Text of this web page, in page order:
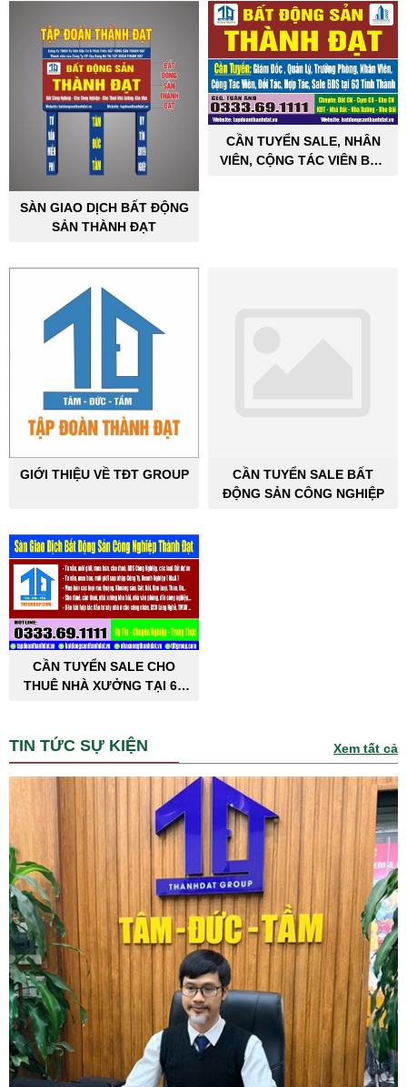
SÀN GIAO DỊCH BẤT ĐỘNG
SẢN THÀNH ĐẠT
CẦN TUYỂN SALE, NHÂN
VIÊN, CỘNG TÁC VIÊN BẤT
GIỚI THIỆU VỀ TĐT GROUP
CẦN TUYỂN SALE BẤT
ĐỘNG SẢN CÔNG NGHIỆP
CẦN TUYỂN SALE CHO
THUÊ NHÀ XƯỞNG TẠI 63
TIN TỨC SỰ KIỆN Xem tất cả